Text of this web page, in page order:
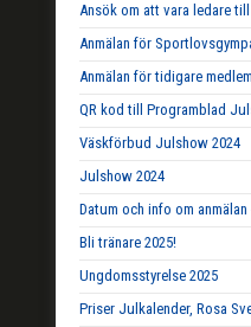
Ansök om att vara ledare
Anmälan för
Anmälan för tidigare
QR kod till Programblad
Väskförbud Julshow 2024
Julshow 2024
Datum och info om anmälan
Bli tränare 2025!
Ungdomsstyrelse 2025
Priser Julkalender, Rosa